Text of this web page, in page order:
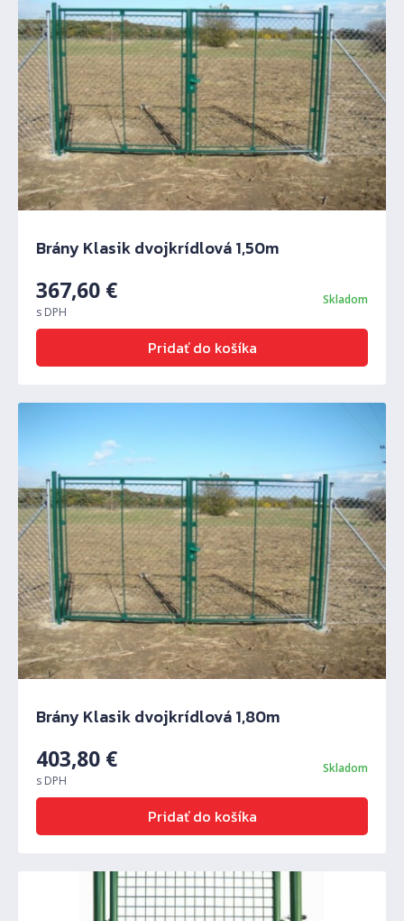
Brány Klasik dvojkrídlová 1,50m
367,60 €
s DPH
Skladom
Pridať do košíka
Brány Klasik dvojkrídlová 1,80m
403,80 €
s DPH
Skladom
Pridať do košíka